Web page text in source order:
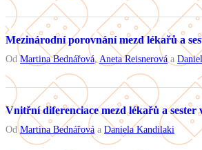
Mezinárodní porovnání mezd lékařů a
OdMartina Bednářová,Aneta Reisnerováa
Vnitřní diferenciace mezd lékařů a sester
OdMartina Bednářová a Daniela Kandilaki